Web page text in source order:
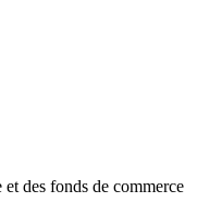
des fonds de commerce